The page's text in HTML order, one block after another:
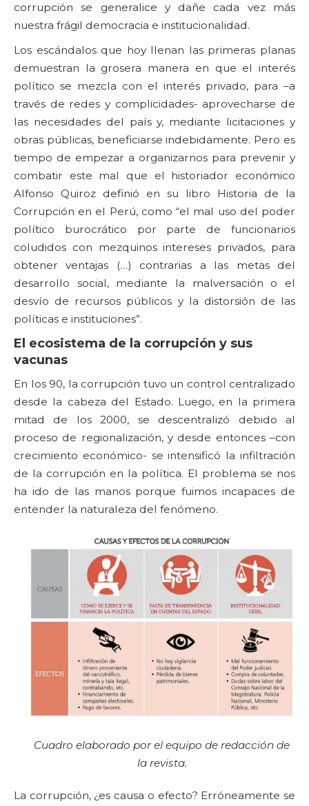
corrupción se generalice y dañe cada vez más
nuestra frágil democracia e institucionalidad.
Los escándalos que hoy llenan las primeras planas
demuestran la grosera manera en que el interés
político se mezcla con el interés privado, para –a
través de redes y complicidades- aprovecharse de
las necesidades del país y, mediante licitaciones y
obras públicas, beneficiarse indebidamente. Pero es
tiempo de empezar a organizarnos para prevenir y
combatir este mal que el historiador económico
Alfonso Quiroz definió en su libro Historia de la
Corrupción en el Perú, como “el mal uso del poder
político burocrático por parte de funcionarios
coludidos con mezquinos intereses privados, para
obtener ventajas (…) contrarias a las metas del
desarrollo social, mediante la malversación o el
desvío de recursos públicos y la distorsión de las
políticas e instituciones”.
El ecosistema de la corrupción y sus
vacunas
En los 90, la corrupción tuvo un control centralizado
desde la cabeza del Estado. Luego, en la primera
mitad de los 2000, se descentralizó debido al
proceso de regionalización, y desde entonces –con
crecimiento económico- se intensificó la infiltración
de la corrupción en la política. El problema se nos
ha ido de las manos porque fuimos incapaces de
entender la naturaleza del fenómeno.
Cuadro elaborado por el equipo de redacción de
la revista.
La corrupción, ¿es causa o efecto? Erróneamente se